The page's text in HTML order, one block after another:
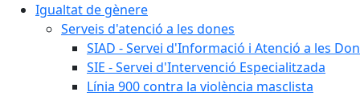
Igualtat de gènere
Serveis d'atenció a les dones
SIAD - Servei d'Informació i Atenció a les
SIE - Servei d'Intervenció Especialitzada
Línia 900 contra la violència masclista